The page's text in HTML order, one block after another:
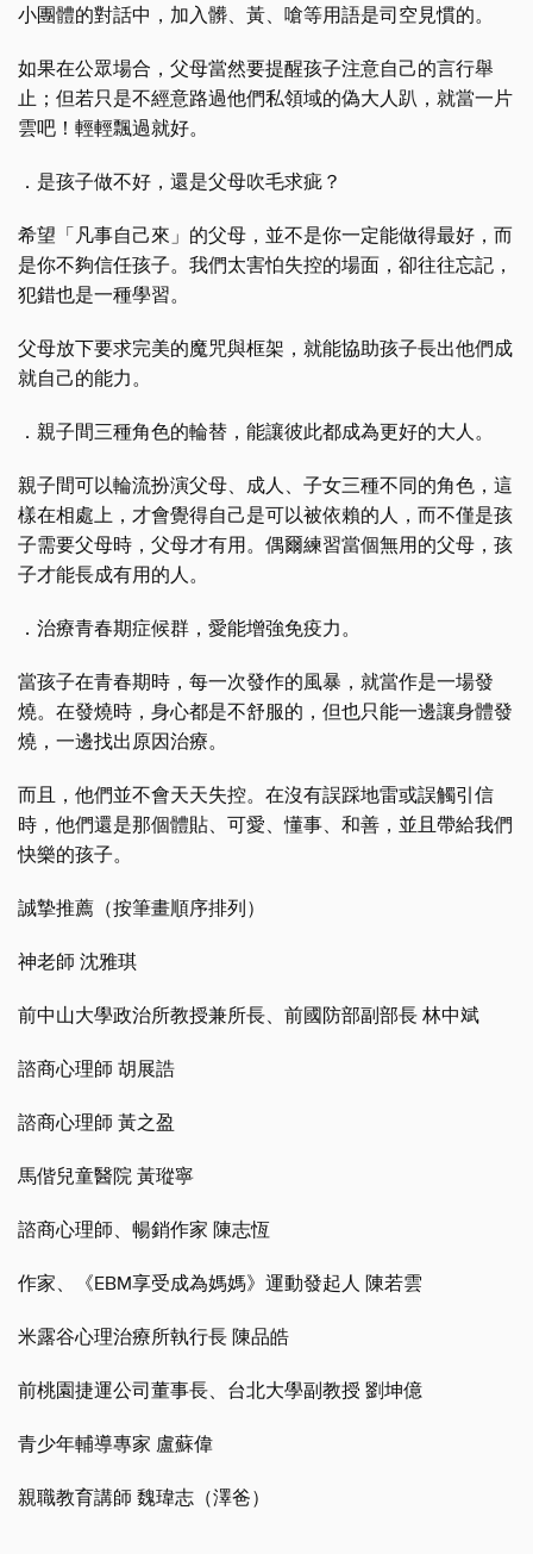
小團體的對話中，加入髒、黃、嗆等用語是司空見慣的。
如果在公眾場合，父母當然要提醒孩子注意自己的言行舉
止；但若只是不經意路過他們私領域的偽大人趴，就當一片
雲吧！輕輕飄過就好。
．是孩子做不好，還是父母吹毛求疵？
希望「凡事自己來」的父母，並不是你一定能做得最好，而
是你不夠信任孩子。我們太害怕失控的場面，卻往往忘記，
犯錯也是一種學習。
父母放下要求完美的魔咒與框架，就能協助孩子長出他們成
就自己的能力。
．親子間三種角色的輪替，能讓彼此都成為更好的大人。
親子間可以輪流扮演父母、成人、子女三種不同的角色，這
樣在相處上，才會覺得自己是可以被依賴的人，而不僅是孩
子需要父母時，父母才有用。偶爾練習當個無用的父母，孩
子才能長成有用的人。
．治療青春期症候群，愛能增強免疫力。
當孩子在青春期時，每一次發作的風暴，就當作是一場發
燒。在發燒時，身心都是不舒服的，但也只能一邊讓身體發
燒，一邊找出原因治療。
而且，他們並不會天天失控。在沒有誤踩地雷或誤觸引信
時，他們還是那個體貼、可愛、懂事、和善，並且帶給我們
快樂的孩子。
誠摯推薦（按筆畫順序排列）
神老師 沈雅琪
前中山大學政治所教授兼所長、前國防部副部長 林中斌
諮商心理師 胡展誥
諮商心理師 黃之盈
馬偕兒童醫院 黃瑽寧
諮商心理師、暢銷作家 陳志恆
作家、《EBM享受成為媽媽》運動發起人 陳若雲
米露谷心理治療所執行長 陳品皓
前桃園捷運公司董事長、台北大學副教授 劉坤億
青少年輔導專家 盧蘇偉
親職教育講師 魏瑋志（澤爸）